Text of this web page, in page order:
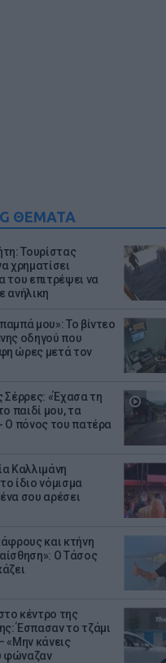
ΘΕΜΑΤΑ
Τουρίστας
χρηματίσει
του επιτρέψει να
ανήλικη
μου»: Το βίντεο
οδηγού που
ώρες μετά τον
Σέρρες: «Έχασα τη
παιδί μου, τα
Ο πόνος του πατέρα
Καλλιμάνη
ίδιο νόμισμα
σου αρέσει
και κτήνη
Ο Τάσος
κέντρο της
Έσπασαν το τζάμι
«Μην κάνεις
φώναζαν